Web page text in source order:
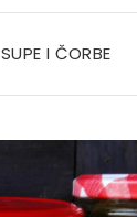
SUPE I ČORBE